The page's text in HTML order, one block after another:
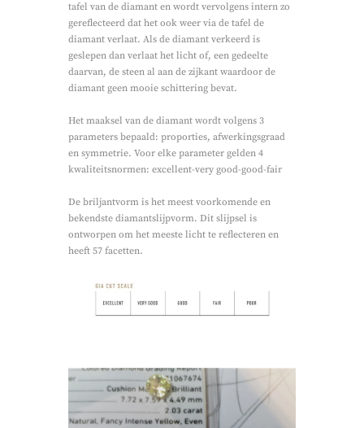
tafel van de diamant en wordt vervolgens intern zo
gereflecteerd dat het ook weer via de tafel de
diamant verlaat. Als de diamant verkeerd is
geslepen dan verlaat het licht of, een gedeelte
daarvan, de steen al aan de zijkant waardoor de
diamant geen mooie schittering bevat.
Het maaksel van de diamant wordt volgens 3
parameters bepaald: proporties, afwerkingsgraad
en symmetrie. Voor elke parameter gelden 4
kwaliteitsnormen: excellent-very good-good-fair
De briljantvorm is het meest voorkomende en
bekendste diamantslijpvorm. Dit slijpsel is
ontworpen om het meeste licht te reflecteren en
heeft 57 facetten.